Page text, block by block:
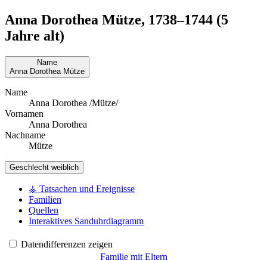
Anna Dorothea Mütze, 1738–1744 (5
Jahre alt)
Name
Anna Dorothea Mütze
Name
Anna Dorothea /Mütze/
Vornamen
Anna Dorothea
Nachname
Mütze
Geschlecht weiblich
⚶ Tatsachen und Ereignisse
Familien
Quellen
Interaktives Sanduhrdiagramm
Datendifferenzen zeigen
Familie mit Eltern